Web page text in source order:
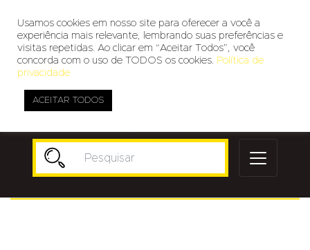
Usamos cookies em nosso site para oferecer a você a
experiência mais relevante, lembrando suas preferências e
visitas repetidas. Ao clicar em “Aceitar Todos”, você
concorda com o uso de TODOS os cookies. Política de
privacidade
ACEITAR TODOS